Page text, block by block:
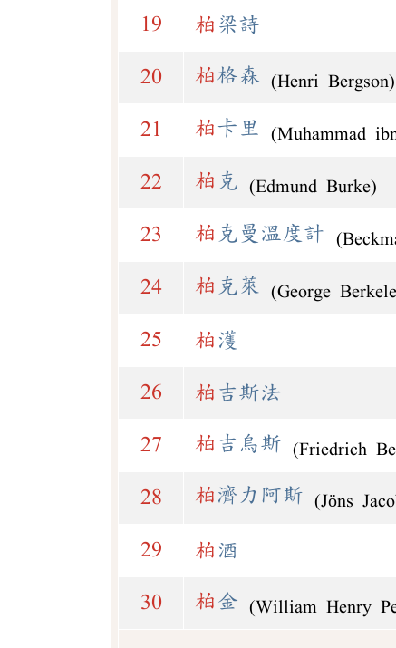
19 柏 梁詩
20 柏格森 (Henri Bergson)
21 柏卡里 (Muhammad
22 柏 克 (Edmund Burke)
23 柏 克曼溫度計
24 柏 克萊 (George
25 柏 濩
26 柏 吉斯法
27 柏 吉烏斯 (Friedrich
28 柏 濟力阿斯 (Jöns
29 柏 酒
30 柏 金 (William Henry